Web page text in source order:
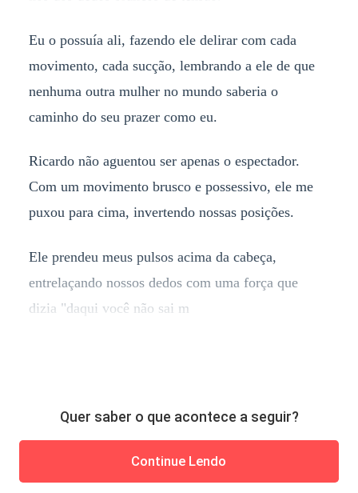
Eu o possuía ali, fazendo ele delirar com cada
movimento, cada sucção, lembrando a ele de que
nenhuma outra mulher no mundo saberia o
caminho do seu prazer como eu.
Ricardo não aguentou ser apenas o espectador.
Com um movimento brusco e possessivo, ele me
puxou para cima, invertendo nossas posições.
Ele prendeu meus pulsos acima da cabeça,
entrelaçando nossos dedos com uma força que
dizia "daqui você não sai m
Quer saber o que acontece a seguir?
Continue Lendo